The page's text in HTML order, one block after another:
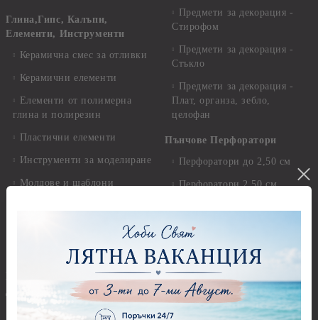
Глина,Гипс, Калъпи,
Елементи, Инструменти
Керамична смес за отливки
Керамични елементи
Елементи от полимерна
глина и полирезин
Пластични елементи
Инструменти за моделиране
Молдове и шаблони
Полимерна Глина
Приложни техники и
Декупаж
Декупажна хартия
Предмети за декорация -
Стирофом
Предмети за декорация -
Стъкло
Предмети за декорация -
Плат, органза, зебло,
целофан
Пънчове Перфоратори
Перфоратори до 2,50 см
Перфоратори 2,50 см
Бордюрни пънчове
Ъглови перфоратори
Перфоратори Основни
Фигури - кръгове, овали
Перфоратори - Сърца и